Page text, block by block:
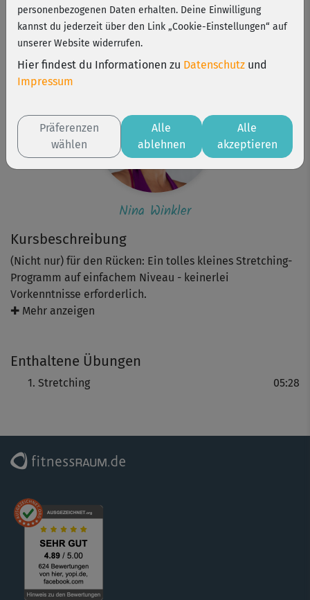
Kursbeschreibung
(Nicht nur) für den Rücken: Ein tolles kleines Stretching-
Programm auf einfachem Niveau - keinerlei
Vorkenntnisse erforderlich.
Bodyshaping-Kurse sehr zu empfehlen.
✚ Mehr anzeigen
Enthaltene Übungen
Stretching 05:28
10 kcal
Nina Winkler
Nina Winkler
personenbezogenen Daten erhalten. Deine Einwilligung
kannst du jederzeit über den Link „Cookie-Einstellungen“ auf
unserer Website widerrufen.
Hier findest du Informationen zu Datenschutz und
Impressum
Präferenzen
wählen
Alle
ablehnen
Alle
akzeptieren